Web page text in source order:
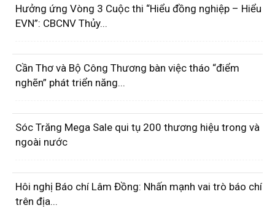
Hưởng ứng Vòng 3 Cuộc thi “Hiểu đồng nghiệp – Hiểu
EVN”: CBCNV Thủy...
Cần Thơ và Bộ Công Thương bàn việc tháo “điểm
nghẽn” phát triển năng...
Sóc Trăng Mega Sale qui tụ 200 thương hiệu trong và
ngoài nước
Hôi nghị Báo chí Lâm Đồng: Nhấn mạnh vai trò báo chí
trên địa...